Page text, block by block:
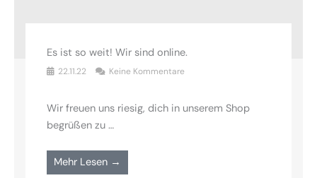
Es ist so weit! Wir sind online.
22.11.22 Keine Kommentare
Wir freuen uns riesig, dich in unserem Shop
begrüßen zu …
Mehr Lesen →